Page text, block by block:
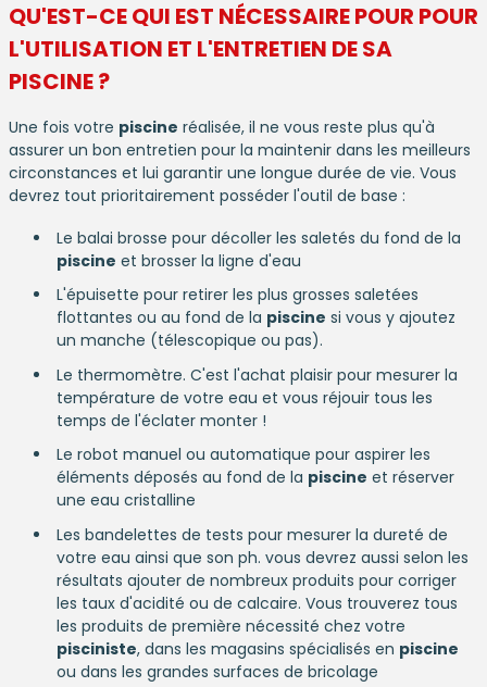
QU'EST-CE QUI EST NÉCESSAIRE POUR POUR
L'UTILISATION ET L'ENTRETIEN DE SA
PISCINE?
Une fois votre piscine réalisée, il ne vous reste plus qu'à
assurer un bon entretien pour la maintenir dans les meilleurs
circonstances et lui garantir une longue durée de vie. Vous
devrez tout prioritairement posséder l'outil de base :
Le balai brosse pour décoller les saletés du fond de la
piscine et brosser la ligne d'eau
L'épuisette pour retirer les plus grosses saletées
flottantes ou au fond de la piscine si vous y ajoutez
un manche (télescopique ou pas).
Le thermomètre. C'est l'achat plaisir pour mesurer la
température de votre eau et vous réjouir tous les
temps de l'éclater monter !
Le robot manuel ou automatique pour aspirer les
éléments déposés au fond de la piscine et réserver
une eau cristalline
Les bandelettes de tests pour mesurer la dureté de
votre eau ainsi que son ph. vous devrez aussi selon les
résultats ajouter de nombreux produits pour corriger
les taux d'acidité ou de calcaire. Vous trouverez tous
les produits de première nécessité chez votre
pisciniste, dans les magasins spécialisés en piscine
ou dans les grandes surfaces de bricolage